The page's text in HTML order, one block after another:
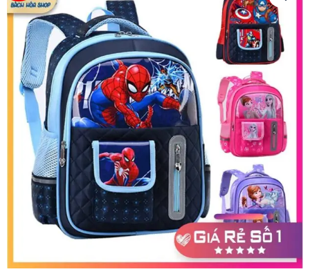
là:
220.000 ₫.
168.000 ₫.